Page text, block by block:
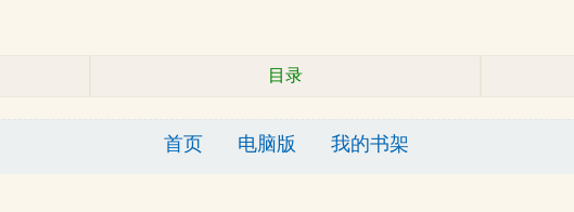
目录
首页 电脑版 我的书架